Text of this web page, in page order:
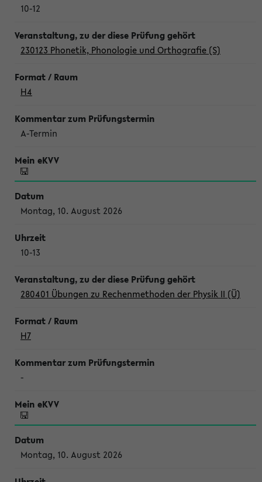
10-12
230123 Phonetik, Phonologie und Orthografie (S)
H4
A-Termin
Montag, 10. August 2026
10-13
280401 Übungen zu Rechenmethoden der Physik II (Ü)
H7
-
Montag, 10. August 2026